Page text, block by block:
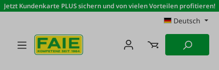
Zum Hauptinhalt springen
Jetzt Kundenkarte PLUS sichern und von vielen Vorteilen profitieren!
Deutsch